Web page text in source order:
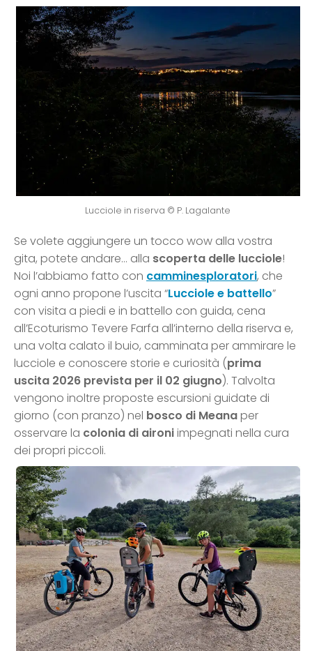
Lucciole in riserva © P. Lagalante
Se volete aggiungere un tocco wow alla vostra
gita, potete andare… alla scoperta delle lucciole!
Noi l’abbiamo fatto con camminesploratori, che
ogni anno propone l’uscita “Lucciole e battello”
con visita a piedi e in battello con guida, cena
all’Ecoturismo Tevere Farfa all’interno della riserva e,
una volta calato il buio, camminata per ammirare le
lucciole e conoscere storie e curiosità (prima
uscita 2026 prevista per il 02 giugno). Talvolta
vengono inoltre proposte escursioni guidate di
giorno (con pranzo) nel bosco di Meanaper
osservare la colonia di aironiimpegnati nella cura
dei propri piccoli.